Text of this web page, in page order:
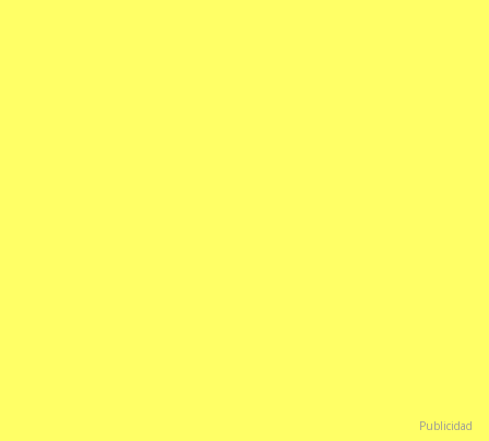
Publicidad